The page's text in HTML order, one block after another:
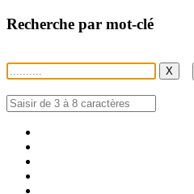
Recherche par mot-clé
X